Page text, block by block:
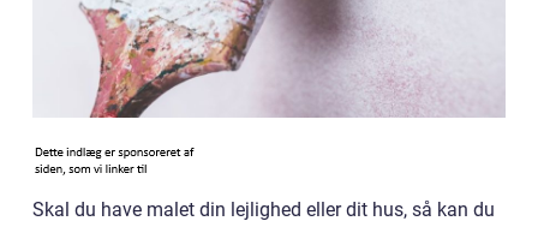
Skal du have malet din lejlighed eller dit hus, så kan du